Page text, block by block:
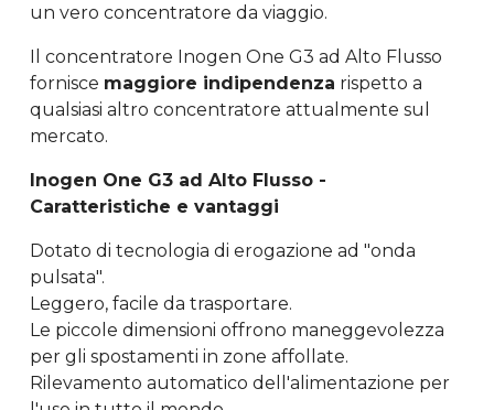
un vero concentratore da viaggio.
Il concentratore Inogen One G3 ad Alto Flusso
fornisce maggiore indipendenza rispetto a
qualsiasi altro concentratore attualmente sul
mercato.
Inogen One G3 ad Alto Flusso -
Caratteristiche e vantaggi
Dotato di tecnologia di erogazione ad "onda
pulsata".
Leggero, facile da trasportare.
Le piccole dimensioni offrono maneggevolezza
per gli spostamenti in zone affollate.
Rilevamento automatico dell'alimentazione per